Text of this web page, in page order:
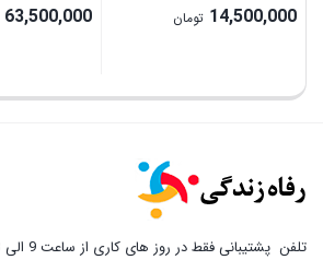
14,500,000 تومان 63,500,000
تلفن پشتیبانی فقط در روز های کاری از ساعت 9 الی 13 و 17 الی 20، 09022442002